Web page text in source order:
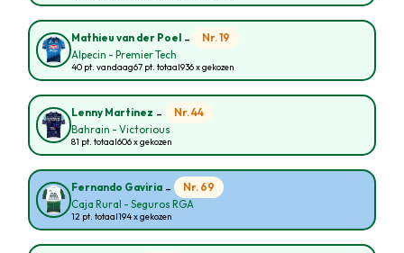
Mathieu van der Poel - Nr. 19
Alpecin - Premier Tech
40 pt. vandaag67 pt. totaal936 x gekozen
Lenny Martinez - Nr. 44
Bahrain - Victorious
81 pt. totaal606 x gekozen
Fernando Gaviria - Nr. 69
Caja Rural - Seguros RGA
12 pt. totaal194 x gekozen